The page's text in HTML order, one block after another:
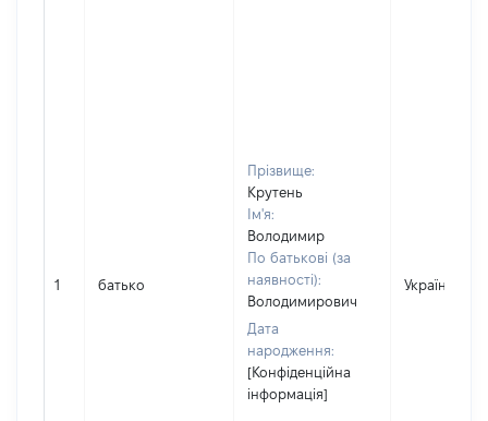
1 батько
Прізвище:
Крутень
Ім'я:
Володимир
По батькові (за
наявності):
Володимирович
Дата
народження:
[Конфіденційна
інформація]
Україна